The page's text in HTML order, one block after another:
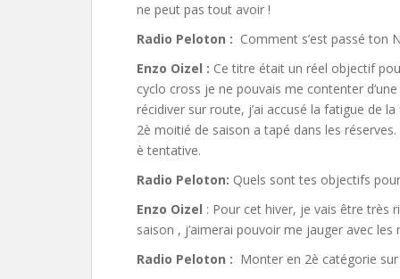
ne peut pas tout avoir !
Radio Peloton : Comment s’est passé ton
Enzo Oizel : Ce titre était un réel objectif
cyclo cross je ne pouvais me contenter
récidiver sur route, j’ai accusé la fatigue de
2è moitié de saison a tapé dans les
è tentative.
Radio Peloton: Quels sont tes objectifs
Enzo Oizel : Pour cet hiver, je vais être très
saison , j’aimerai pouvoir me jauger avec
Radio Peloton : Monter en 2è catégorie